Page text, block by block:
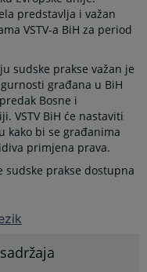
predstavlja i važan
VSTV-a BiH za period
sudske prakse važan je
građana u BiH
Bosne i
VSTV BiH će nastaviti
kako bi se građanima
primjena prava.
sudske prakse dostupna